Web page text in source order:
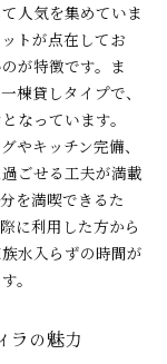
人気を集めていま
トが点在してお
が特徴です。ま
棟貸しタイプで、
なっています。
やキッチン完備、
ごせる工夫が満載
を満喫できるた
に利用した方から
水入らずの時間が
。
ラの魅力